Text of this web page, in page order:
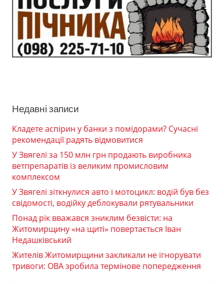
Недавні записи
Кладете аспірин у банки з помідорами? Сучасні
рекомендації радять відмовитися
У Звягелі за 150 млн грн продають виробника
ветпрепаратів із великим промисловим
комплексом
У Звягелі зіткнулися авто і мотоцикл: водій був без
свідомості, водійку деблокували рятувальники
Понад рік вважався зниклим безвісти: на
Житомирщину «на щиті» повертається Іван
Недашківський
Жителів Житомирщини закликали не ігнорувати
тривоги: ОВА зробила термінове попередження